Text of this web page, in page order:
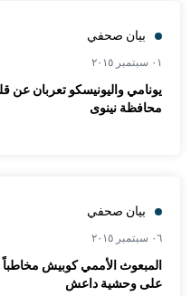
بيان صحفي
٠١ سبتمبر ٢٠١٥
يونامي واليونيسكو تعربان عن
محافظة نينوى
بيان صحفي
٠٦ سبتمبر ٢٠١٥
المبعوث الأممي كوبيش مخاطباً
على وحشية داعش